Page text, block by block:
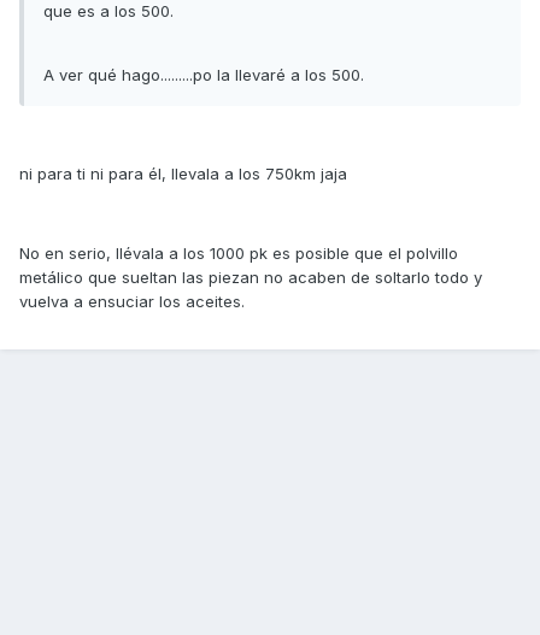
que es a los 500.
A ver qué hago.........po la llevaré a los 500.
ni para ti ni para él, llevala a los 750km jaja
No en serio, llévala a los 1000 pk es posible que el polvillo
metálico que sueltan las piezan no acaben de soltarlo todo y
vuelva a ensuciar los aceites.